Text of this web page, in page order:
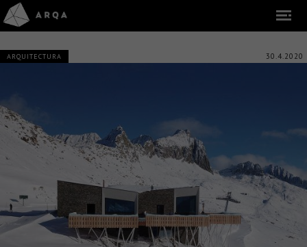
ARQUITECTURA 30.4.2020